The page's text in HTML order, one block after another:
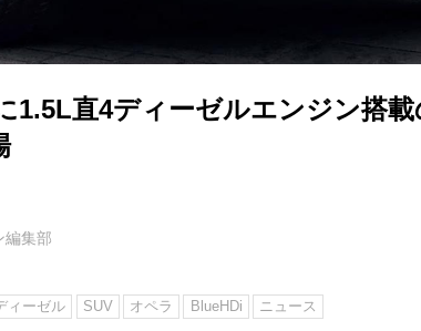
1.5L直4ディーゼルエンジン搭載
編集部
ィーゼル SUV オペラ BlueHDi ニュース